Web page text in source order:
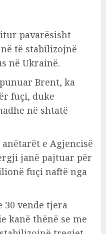
pavarësisht
të stabilizojnë
në Ukrainë.
Brent, ka
fuçi, duke
në shtatë
e Agjencisë
janë pajtuar për
fuçi naftë nga
30 vende tjera
kanë thënë se me